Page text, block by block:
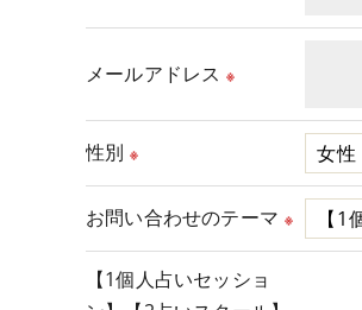
メールアドレス ※
性別 ※
お問い合わせのテーマ ※
【1個人占いセッショ